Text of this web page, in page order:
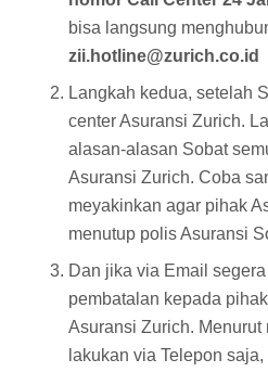
bisa langsung
zii.hotline@zurich.co.id
Langkah kedua, setelah
center Asuransi Zurich.
alasan-alasan Sobat
Asuransi Zurich. Coba
meyakinkan agar pihak
menutup polis Asuransi
Dan jika via Email
pembatalan kepada
Asuransi Zurich. Menurut
lakukan via Telepon